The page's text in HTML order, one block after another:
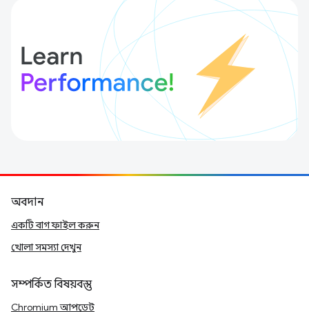
অবদান
একটি বাগ ফাইল করুন
খোলা সমস্যা দেখুন
সম্পর্কিত বিষয়বস্তু
Chromium আপডেট